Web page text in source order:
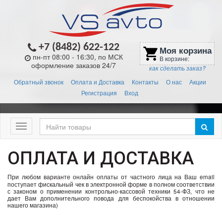
+7 (8482) 622-122
пн-пт 08:00 - 16:30, по МСК
оформление заказов 24/7
shopping_cart Моя корзина
В корзине:
как сделать заказ?
Обратный звонок Оплата и Доставка Контакты О нас
Акции
Регистрация
Вход
Меню
ОПЛАТА И ДОСТАВКА
При любом варианте онлайн оплаты от частного лица на Ваш email
поступает фискальный чек в электронной форме в полном соответствии
с законом о применении контрольно-кассовой техники 54-ФЗ, что не
дает Вам дополнительного повода для беспокойства в отношении
нашего магазина)